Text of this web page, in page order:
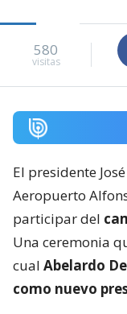
580
visitas
El presidente
Aeropuerto
participar del
Una ceremonia
cual Abelardo
como nuevo